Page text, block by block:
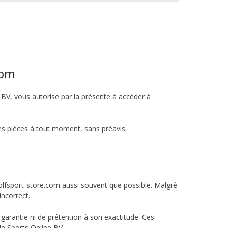
vous autorise par la présente à accéder à
pièces à tout moment, sans préavis.
store.com aussi souvent que possible. Malgré
ni de prétention à son exactitude. Ces